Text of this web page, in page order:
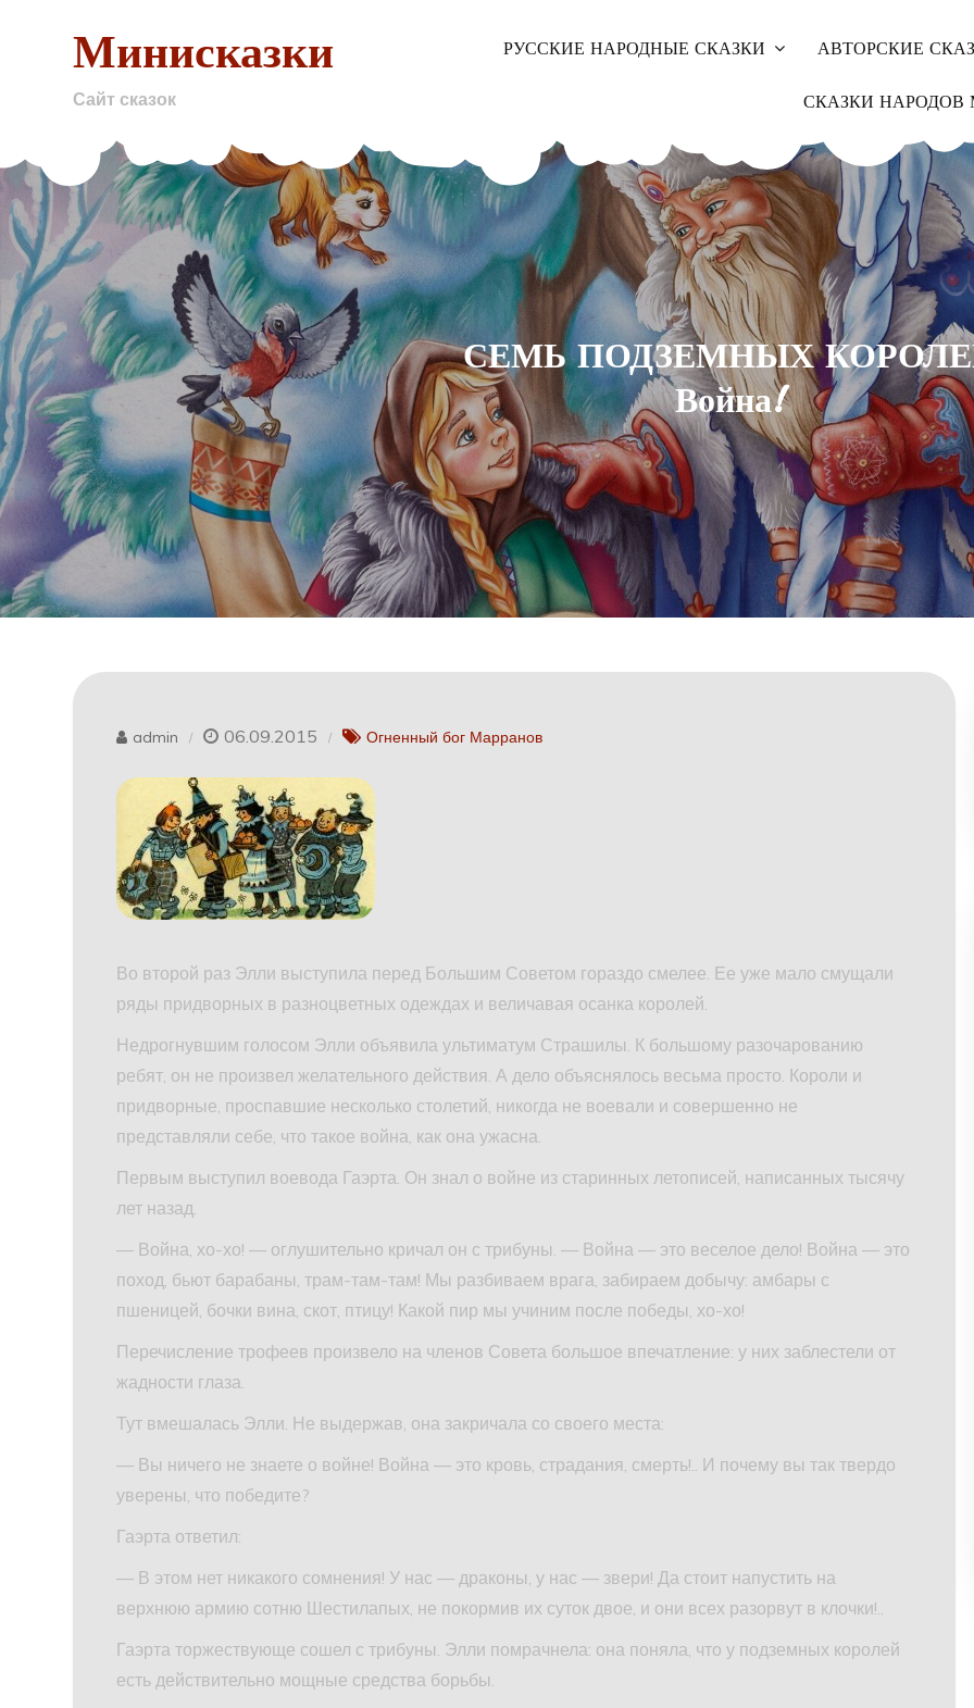
Минисказки
Сайт сказок
РУССКИЕ НАРОДНЫЕ СКАЗКИ АВТОРСКИЕ
СКАЗКИ НАРОДОВ
СЕМЬ ПОДЗЕМНЫХ
Война!
admin 06.09.2015 Огненный бог Марранов
Во второй раз Элли выступила перед Большим Советом гораздо смелее. Ее уже мало смущали
ряды придворных в разноцветных одеждах и величавая осанка королей.
Недрогнувшим голосом Элли объявила ультиматум Страшилы. К большому разочарованию
ребят, он не произвел желательного действия. А дело объяснялось весьма просто. Короли и
придворные, проспавшие несколько столетий, никогда не воевали и совершенно не
представляли себе, что такое война, как она ужасна.
Первым выступил воевода Гаэрта. Он знал о войне из старинных летописей, написанных тысячу
лет назад.
— Война, хо-хо! — оглушительно кричал он с трибуны. — Война — это веселое дело! Война — это
поход, бьют барабаны, трам-там-там! Мы разбиваем врага, забираем добычу: амбары с
пшеницей, бочки вина, скот, птицу! Какой пир мы учиним после победы, хо-хо!
Перечисление трофеев произвело на членов Совета большое впечатление: у них заблестели от
жадности глаза.
Тут вмешалась Элли. Не выдержав, она закричала со своего места:
— Вы ничего не знаете о войне! Война — это кровь, страдания, смерть!.. И почему вы так твердо
уверены, что победите?
Гаэрта ответил:
— В этом нет никакого сомнения! У нас — драконы, у нас — звери! Да стоит напустить на
верхнюю армию сотню Шестилапых, не покормив их суток двое, и они всех разорвут в клочки!..
Гаэрта торжествующе сошел с трибуны. Элли помрачнела: она поняла, что у подземных королей
есть действительно мощные средства борьбы.